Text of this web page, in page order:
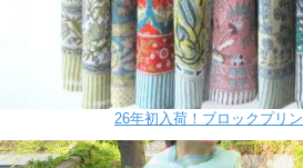
26年初入荷！ブロックプリ